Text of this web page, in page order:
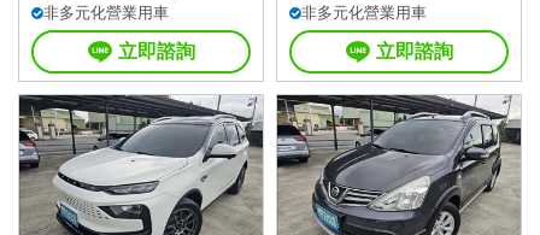
非多元化營業用車
立即諮詢
非多元化營業用車
立即諮詢